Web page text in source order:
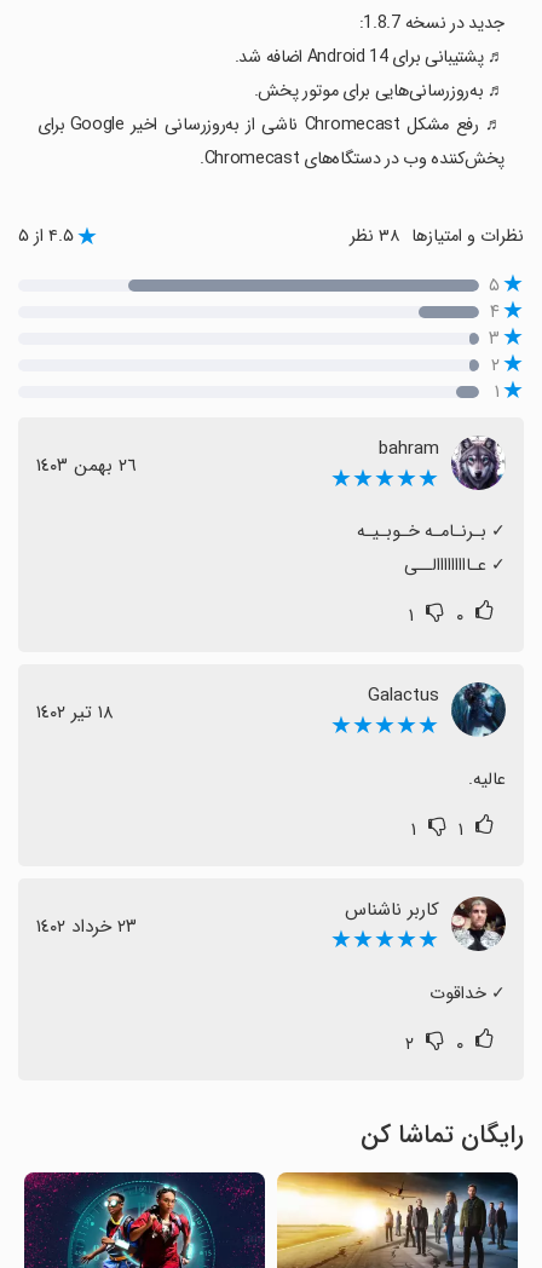
جدید در نسخه 1.8.7:
♬ پشتیبانی برای Android 14 اضافه شد.
♬ به‌روزرسانی‌هایی برای موتور پخش.
♬ رفع مشکل Chromecast ناشی از به‌روزرسانی اخیر Google برای
پخش‌کننده وب در دستگاه‌های Chromecast.
نظرات و امتیازها ۴.۵ از ۵
۵
۴
۳
۲
۱
bahram
★★★★★ ٢٦ بهمن ١٤٠٣
✓ عـااااااااالــی
۰ ۱
Galactus
★★★★★ ١٨ تیر ١٤٠٢
عالیه.
۱ ۱
کاربر ناشناس
★★★★★ ٢٣ خرداد ١٤٠٢
‏✓ خداقوت
۰ ۲
رایگان تماشا کن